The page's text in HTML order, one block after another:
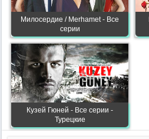
Милосердие / Merhamet - Все
серии
Кузей Гюней - Все серии -
Турецкие